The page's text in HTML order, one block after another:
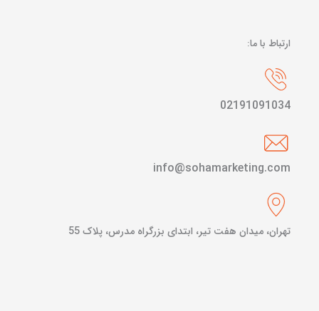
ارتباط با ما:
02191091034
info@sohamarketing.com
تهران، میدان هفت تیر، ابتدای بزرگراه مدرس، پلاک 55